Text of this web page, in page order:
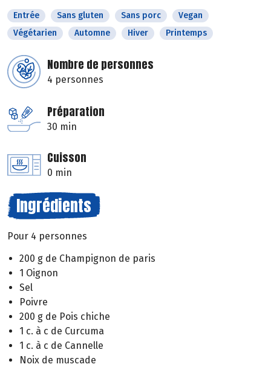
Entrée Sans gluten Sans porc
Vegan
Végétarien
Automne Hiver Printemps
Nombre de personnes
4 personnes
Préparation
30 min
Cuisson
0 min
Ingrédients
Pour 4 personnes
200 g de Champignon de paris
1 Oignon
Sel
Poivre
200 g de Pois chiche
1 c. à c de Curcuma
1 c. à c de Cannelle
Noix de muscade